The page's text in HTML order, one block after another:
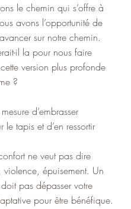
le chemin qui s’offre à
avons l’opportunité de
sur notre chemin.
il la pour nous faire
version plus profonde
?
d’embrasser
le tapis et d’en ressortir
ne veut pas dire
violence, épuisement. Un
pas dépasser votre
pour être bénéfique.